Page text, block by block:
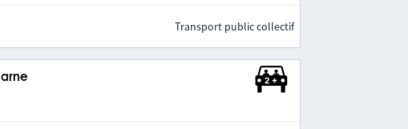
Transport public collectif